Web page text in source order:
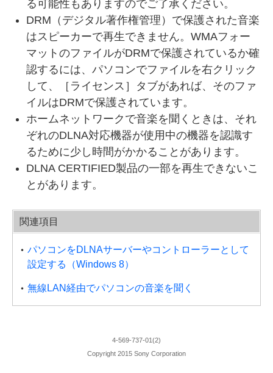
る可能性もありますのでご了承ください。
DRM（デジタル著作権管理）で保護された音楽
はスピーカーで再生できません。WMAフォー
マットのファイルがDRMで保護されているか確
認するには、パソコンでファイルを右クリック
して、［ライセンス］タブがあれば、そのファ
イルはDRMで保護されています。
ホームネットワークで音楽を聞くときは、それ
ぞれのDLNA対応機器が使用中の機器を認識す
るために少し時間がかかることがあります。
DLNA CERTIFIED製品の一部を再生できないこ
とがあります。
関連項目
パソコンをDLNAサーバーやコントローラーとして
設定する（Windows 8）
無線LAN経由でパソコンの音楽を聞く
4-569-737-01(2)
Copyright 2015 Sony Corporation